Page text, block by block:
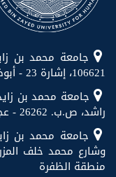
جامعة محمد بن
106621، إشارة 23 - أبوظبي
جامعة محمد بن
راشد، ص.ب. 26262 - عجمان
جامعة محمد بن
منطقة الظفرة